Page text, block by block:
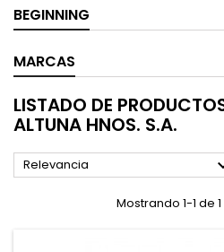
BEGINNING
MARCAS
LISTADO DE
ALTUNA HNOS. S.A.
Relevancia
Mostrando 1-1 de